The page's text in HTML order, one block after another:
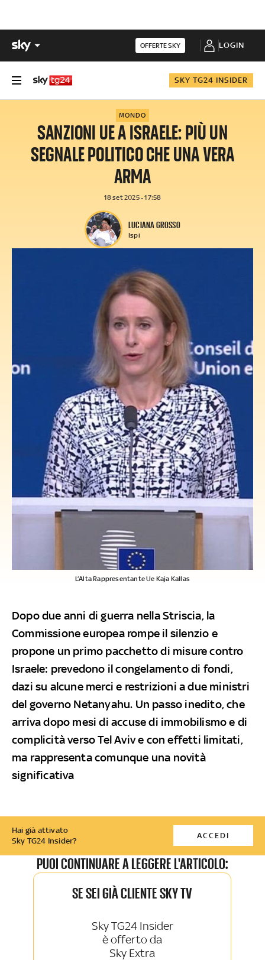
OFFERTE SKY LOGIN
SKY TG24 INSIDER
MONDO
SANZIONI UE A ISRAELE: PIÙ UN
SEGNALE POLITICO CHE UNA VERA
ARMA
18 set 2025 - 17:58
LUCIANA GROSSO
Ispi
L’Alta Rappresentante Ue Kaja Kallas
Dopo due anni di guerra nella Striscia, la
Commissione europea rompe il silenzio e
propone un primo pacchetto di misure contro
Israele: prevedono il congelamento di fondi,
dazi su alcune merci e restrizioni a due ministri
del governo Netanyahu. Un passo inedito, che
arriva dopo mesi di accuse di immobilismo e di
complicità verso Tel Aviv e con effetti limitati,
ma rappresenta comunque una novità
significativa
Hai già attivato
Sky TG24 Insider?
ACCEDI
PUOI CONTINUARE A LEGGERE L'ARTICOLO:
SE SEI GIÀ CLIENTE SKY TV
Sky TG24 Insider
è offerto da
Sky Extra